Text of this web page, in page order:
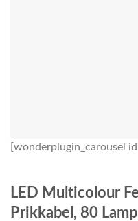
[wonderplugin_carousel
LED Multicolour
Prikkabel, 80